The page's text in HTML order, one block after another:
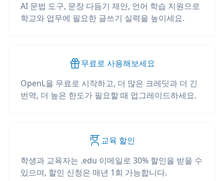
AI 문법 도구, 문장 다듬기 제안, 언어 학습 지원으로
학교와 업무에 필요한 글쓰기 실력을 높이세요.
무료로 사용해보세요
OpenL을 무료로 시작하고, 더 많은 크레딧과 더 긴
번역, 더 높은 한도가 필요할 때 업그레이드하세요.
교육 할인
학생과 교육자는 .edu 이메일로 30% 할인을 받을 수
있으며, 할인 신청은 매년 1회 가능합니다.